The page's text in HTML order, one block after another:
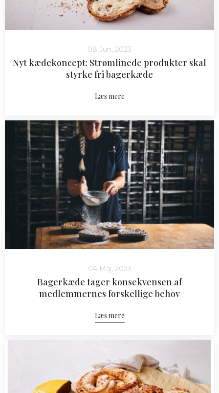
08 Jun, 2023
Nyt kædekoncept: Strømlinede produkter skal
styrke fri bagerkæde
Læs mere
04 Maj, 2023
Bagerkæde tager konsekvensen af
medlemmernes forskellige behov
Læs mere